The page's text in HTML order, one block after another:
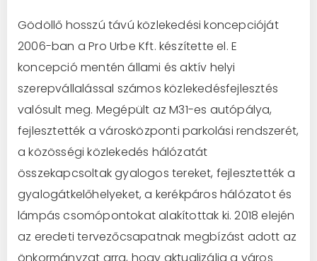
Gödöllő hosszú távú közlekedési koncepcióját
2006-ban a Pro Urbe Kft. készítette el. E
koncepció mentén állami és aktív helyi
szerepvállalással számos közlekedésfejlesztés
valósult meg. Megépült az M31-es autópálya,
fejlesztették a városközponti parkolási rendszerét,
a közösségi közlekedés hálózatát
összekapcsoltak gyalogos tereket, fejlesztették a
gyalogátkelőhelyeket, a kerékpáros hálózatot és
lámpás csomópontokat alakítottak ki. 2018 elején
az eredeti tervezőcsapatnak megbízást adott az